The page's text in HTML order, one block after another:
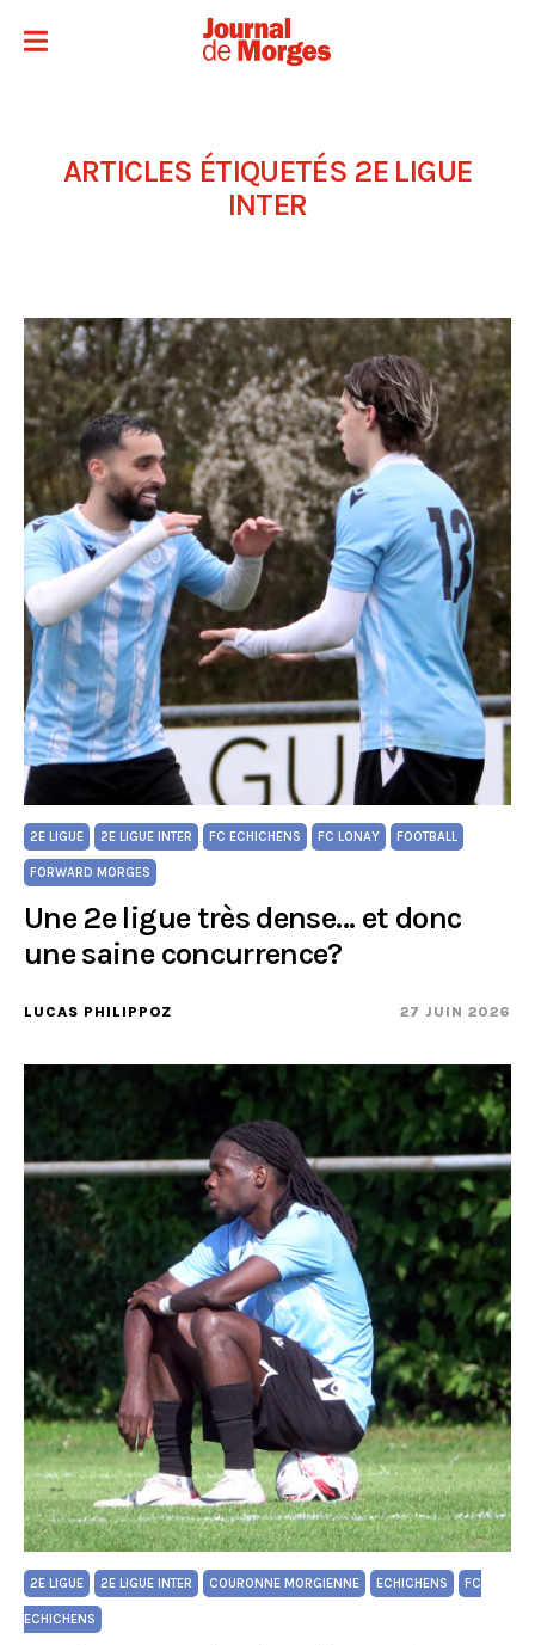
ARTICLES ÉTIQUETÉS 2E LIGUE
INTER
2E LIGUE 2E LIGUE INTER FC ECHICHENS FC LONAY FOOTBALL
FORWARD MORGES
Une 2e ligue très dense… et donc
une saine concurrence?
LUCAS PHILIPPOZ 27 JUIN 2026
2E LIGUE 2E LIGUE INTER COURONNE MORGIENNE ECHICHENS FC
ECHICHENS